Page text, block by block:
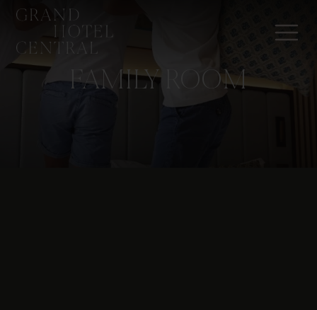
FAMILY ROOM